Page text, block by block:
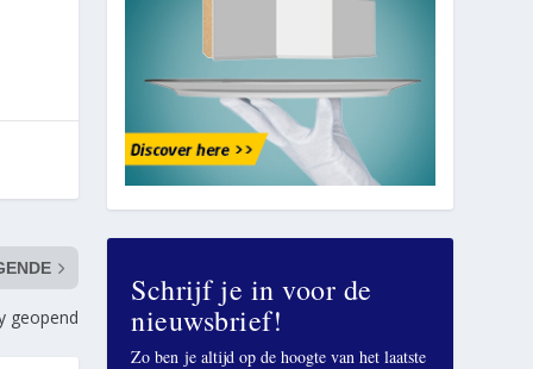
geopend
Schrijf je in voor de
nieuwsbrief!
Zo ben je altijd op de hoogte van het laatste